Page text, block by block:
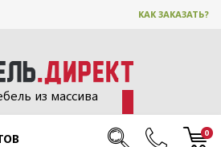
КАК ЗАКАЗАТЬ?
из массива
0